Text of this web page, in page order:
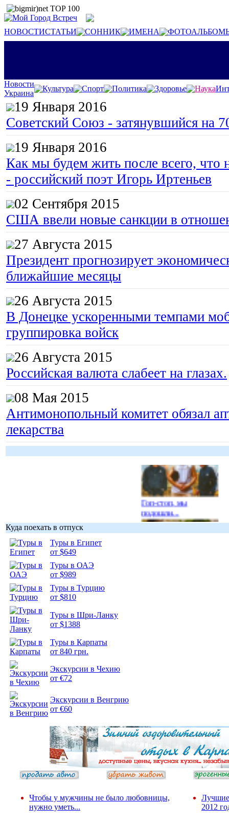
НОВОСТИСТАТЬИ СОННИК ИМЕНА
Новости
Украина
Культура Спорт Политика Здоровье Наука
19 Января 2016
Советский Союз - затянувшийся на
19 Января 2016
Как мы будем жить после всего, что
- российский поэт Игорь Иртеньев
02 Сентября 2015
США ввели новые санкции в
27 Августа 2015
Президент прогнозирует
ближайшие месяцы
26 Августа 2015
В Донецке ускоренными темпами
группировка войск
26 Августа 2015
Российская валюта слабеет на глазах.
08 Мая 2015
Антимонопольный комитет обязал
лекарства
Гоп-стоп, мы
подошли...
Куда поехать в отпуск
Туры в Египет
от $649
Туры в ОАЭ
от $989
Туры в Турцию
от $810
Туры в Шри-Ланку
от $1388
Туры в Карпаты
от 840 грн.
Экскурсии в Чехию
от €72
Экскурсии в Венгрию
от €60
Чтобы у мужчины не было любовницы,
нужно уметь...
Лучшие
2012